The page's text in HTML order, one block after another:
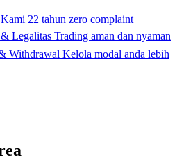
22 tahun zero complaint
Legalitas Trading aman dan nyaman
Withdrawal Kelola modal anda lebih